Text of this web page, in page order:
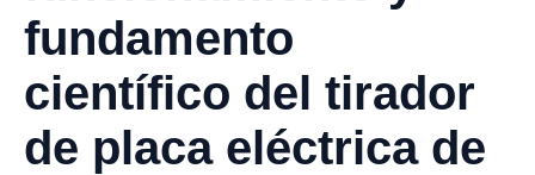
fundamento
científico del tirador
de placa eléctrica de